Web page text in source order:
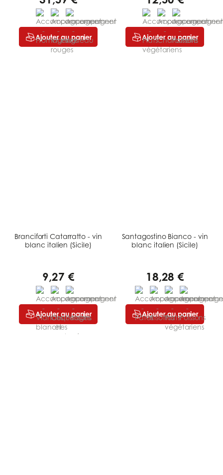
Ajouter au panier Ajouter au panier
Branciforti Catarratto - vin
blanc italien (Sicile)
9,27 €
Ajouter au panier
Santagostino Bianco - vin
blanc italien (Sicile)
18,28 €
Ajouter au panier